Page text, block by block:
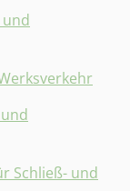
Schließ- und